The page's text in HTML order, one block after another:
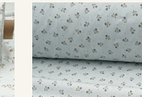
сПолитикой
и даю Согласие на
Согласие на получение
рассылок